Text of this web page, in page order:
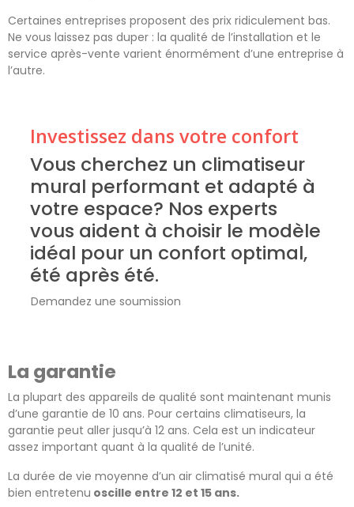
Certaines entreprises proposent des prix ridiculement bas.
Ne vous laissez pas duper : la qualité de l’installation et le
service après-vente varient énormément d’une entreprise à
l’autre.
Investissez dans votre confort
Vous cherchez un climatiseur
mural performant et adapté à
votre espace? Nos experts
vous aident à choisir le modèle
idéal pour un confort optimal,
été après été.
Demandez une soumission
La garantie
La plupart des appareils de qualité sont maintenant munis
d’une garantie de 10 ans. Pour certains climatiseurs, la
garantie peut aller jusqu’à 12 ans. Cela est un indicateur
assez important quant à la qualité de l’unité.
La durée de vie moyenne d’un air climatisé mural qui a été
bien entretenu oscille entre 12 et 15 ans.